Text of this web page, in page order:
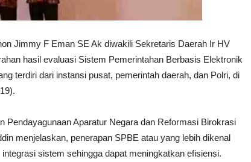
Jimmy F Eman SE Ak diwakili Sekretaris Daerah Ir HV
hasil evaluasi Sistem Pemerintahan Berbasis Elektronik
terdiri dari instansi pusat, pemerintah daerah, dan Polri, di
Pendayagunaan Aparatur Negara dan Reformasi Birokrasi
menjelaskan, penerapan SPBE atau yang lebih dikenal
sistem sehingga dapat meningkatkan efisiensi.